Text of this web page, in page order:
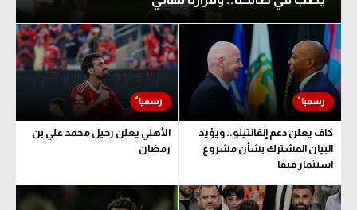
كاف يعلن دعم إنفانتينو.. ويؤيد
البيان المشترك بشأن مشروع
استثمار فيفا
الأهلي يعلن رحيل محمد علي بن
رمضان